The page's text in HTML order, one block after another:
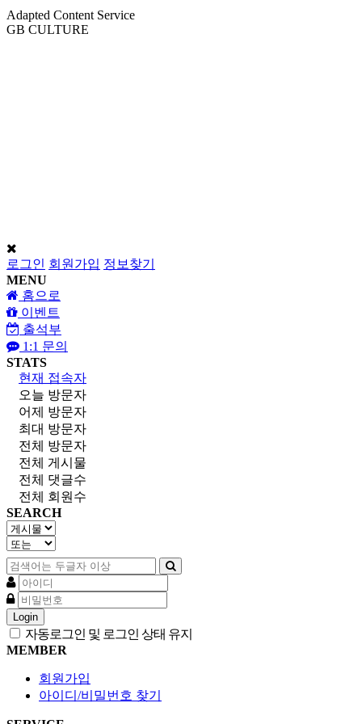
Adapted Content Service
GB CULTURE
로그인 회원가입 정보찾기
MENU
홈으로
이벤트
출석부
1:1 문의
STATS
현재 접속자
오늘 방문자
어제 방문자
최대 방문자
전체 방문자
전체 게시물
전체 댓글수
전체 회원수
SEARCH
Login
자동로그인 및 로그인 상태 유지
MEMBER
회원가입
아이디/비밀번호 찾기